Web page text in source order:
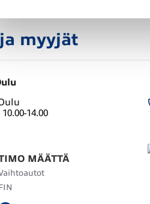
myyjät
14.00
MÄÄTTÄ